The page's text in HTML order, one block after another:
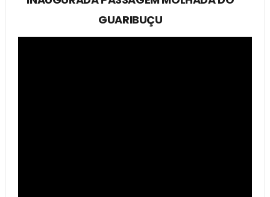
GUARIBUÇU